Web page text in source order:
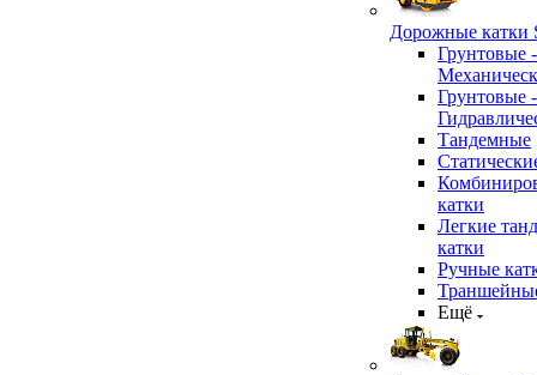
Дорожные катки
Грунтовые -
Грунтовые -
Тандемные
катки
Легкие
катки
Ручные
Ещё